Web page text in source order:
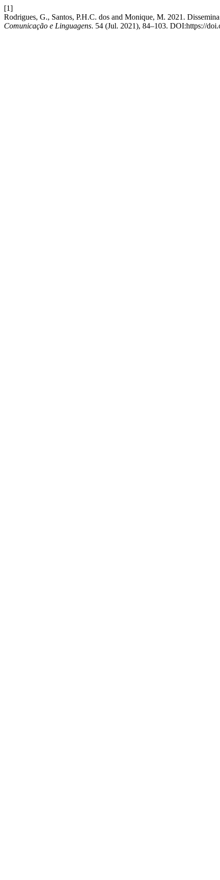
[1]
Rodrigues, G., Santos, P.H.C. dos and Monique, M. 2021.
Comunicação e Linguagens. 54 (Jul. 2021), 84–103. DOI:https://